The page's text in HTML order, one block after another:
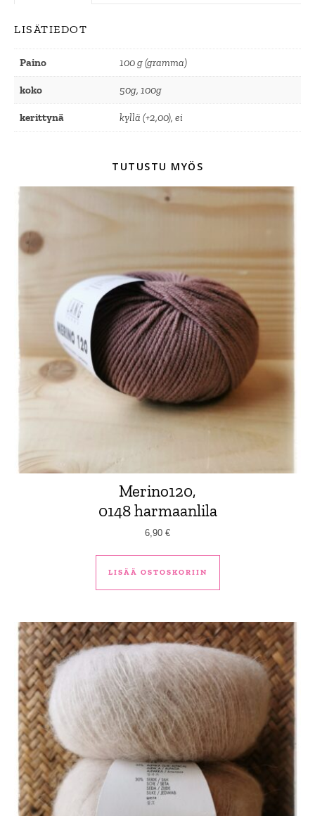
LISÄTIEDOT
Paino 100 g (gramma)
koko 50g, 100g
kerittynä kyllä (+2,00), ei
TUTUSTU MYÖS
Merino120,
0148 harmaanlila
6,90 €
LISÄÄ OSTOSKORIIN